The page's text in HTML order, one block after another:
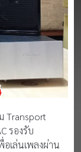
Transport
รองรับ
อเล่นเพลงผ่าน